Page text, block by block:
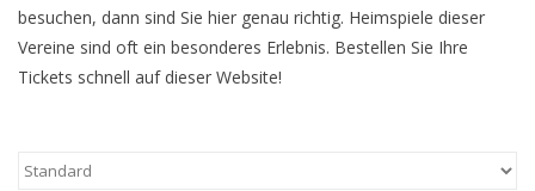
besuchen, dann sind Sie hier genau richtig. Heimspiele dieser
Vereine sind oft ein besonderes Erlebnis. Bestellen Sie Ihre
Tickets schnell auf dieser Website!